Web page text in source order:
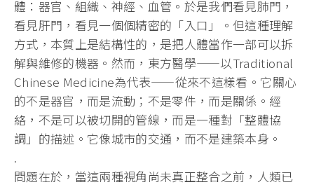
體：器官、組織、神經、血管。於是我們看見肺門，
看見肝門，看見一個個精密的「入口」。但這種理解
方式，本質上是結構性的，是把人體當作一部可以拆
解與維修的機器。然而，東方醫學——以Traditional
Chinese Medicine為代表——從來不這樣看。它關心
的不是器官，而是流動；不是零件，而是關係。經
絡，不是可以被切開的管線，而是一種對「整體協
調」的描述。它像城市的交通，而不是建築本身。
.
問題在於，當這兩種視角尚未真正整合之前，人類已